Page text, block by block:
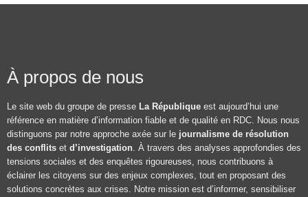
À propos de nous
Le site web du groupe de presse La République est aujourd’hui une
référence en matière d’information fiable et de qualité en RDC. Nous nous
distinguons par notre approche axée sur le journalisme de résolution
des conflits et d’investigation. À travers des analyses approfondies des
tensions sociales et des enquêtes rigoureuses, nous contribuons à
éclairer les citoyens sur des enjeux complexes, tout en proposant des
solutions concrètes aux crises. Notre mission est d’informer, sensibiliser